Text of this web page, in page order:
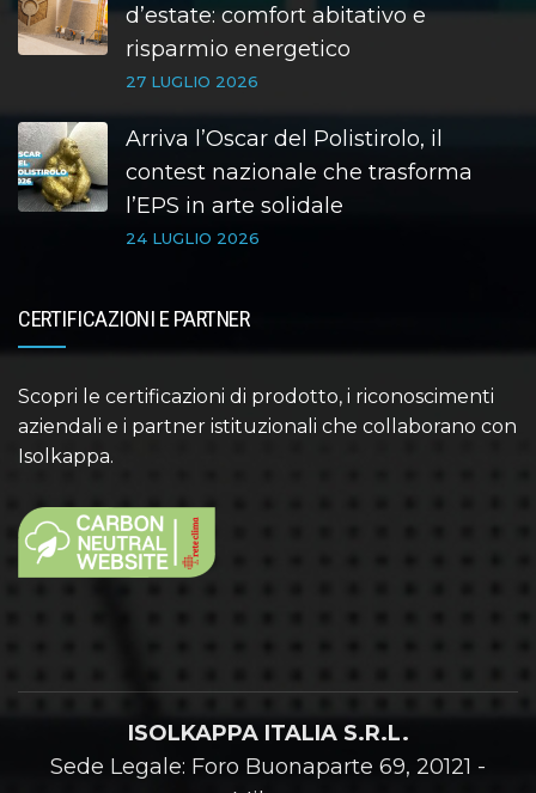
d’estate: comfort abitativo e
risparmio energetico
27 LUGLIO 2026
Arriva l’Oscar del Polistirolo, il
contest nazionale che trasforma
l’EPS in arte solidale
24 LUGLIO 2026
CERTIFICAZIONI E PARTNER
Scopri le certificazioni di prodotto, i riconoscimenti
aziendali e i partner istituzionali che collaborano con
Isolkappa.
ISOLKAPPA ITALIA S.R.L.
Sede Legale: Foro Buonaparte 69, 20121 -